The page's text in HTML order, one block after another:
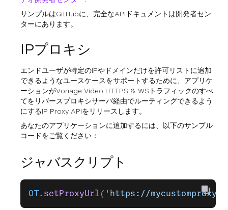
サンプルはGitHubに、完全なAPIドキュメントは開発者セン
ターにあります。
IPプロキシ
エンドユーザが特定のIPやドメインだけを許可リストに追加
できるようなユースケースをサポートするために、アプリケ
ーションがVonage Video HTTPS & WSトラフィックのすべ
てをリバースプロキシサーバ経由でルーティングできるよう
にするIP Proxy APIをリリースします。
あなたのアプリケーションに追加するには、以下のサンプル
コードをご覧ください：
ジャバスクリプト
OT. setProxyUrl ( 'https://